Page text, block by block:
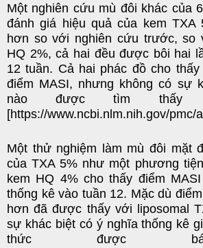
Một nghiên cứu mù đôi khác của
đánh giá hiệu quả của kem TXA
hơn so với nghiên cứu trước, so
HQ 2%, cả hai đều được bôi hai
12 tuần. Cả hai phác đồ cho
điểm MASI, nhưng không có sự
nào được tìm thấy
[https://www.ncbi.nlm.nih.gov/pmc/
Một thử nghiệm làm mù đôi mặt
của TXA 5% như một phương
kem HQ 4% cho thấy điểm
thống kê vào tuần 12. Mặc dù
hơn đã được thấy với liposomal
sự khác biệt có ý nghĩa thống kê
thức được